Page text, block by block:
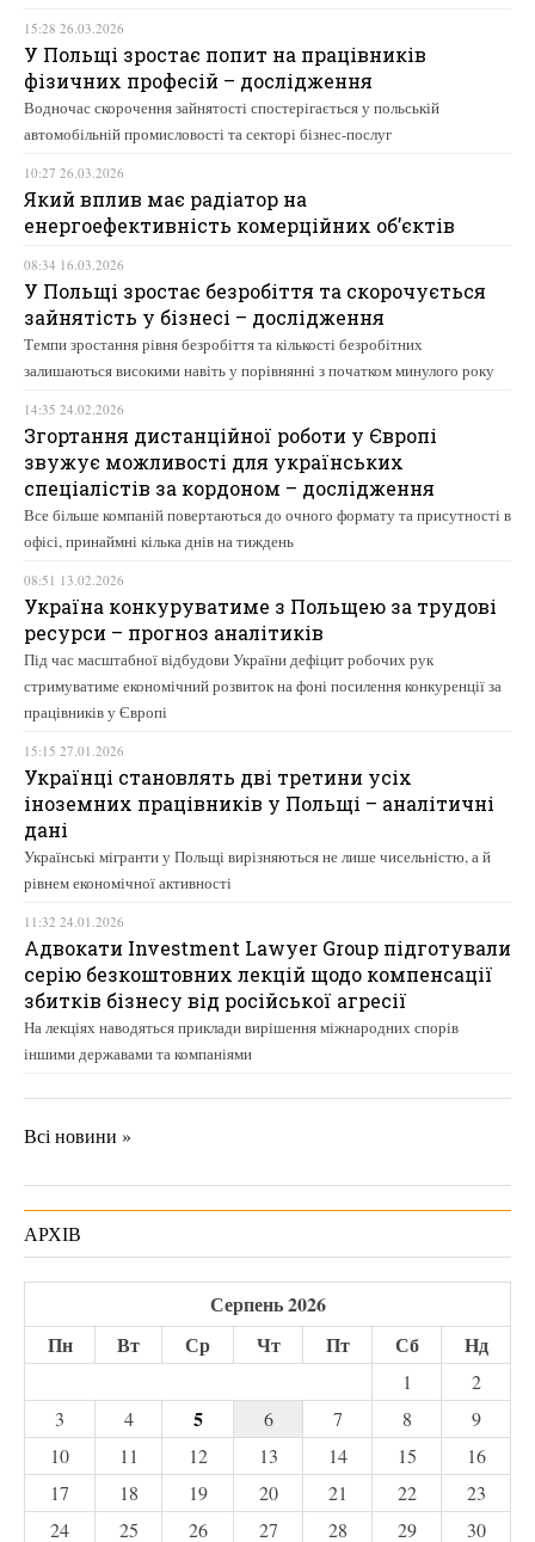
15:28 26.03.2026
У Польщі зростає попит на працівників
фізичних професій – дослідження
Водночас скорочення зайнятості спостерігається у польській
автомобільній промисловості та секторі бізнес-послуг
10:27 26.03.2026
Який вплив має радіатор на
енергоефективність комерційних об’єктів
08:34 16.03.2026
У Польщі зростає безробіття та скорочується
зайнятість у бізнесі – дослідження
Темпи зростання рівня безробіття та кількості безробітних
залишаються високими навіть у порівнянні з початком минулого року
14:35 24.02.2026
Згортання дистанційної роботи у Європі
звужує можливості для українських
спеціалістів за кордоном – дослідження
Все більше компаній повертаються до очного формату та присутності в
офісі, принаймні кілька днів на тиждень
08:51 13.02.2026
Україна конкуруватиме з Польщею за трудові
ресурси – прогноз аналітиків
Під час масштабної відбудови України дефіцит робочих рук
стримуватиме економічний розвиток на фоні посилення конкуренції за
працівників у Європі
15:15 27.01.2026
Українці становлять дві третини усіх
іноземних працівників у Польщі – аналітичні
дані
Українські мігранти у Польщі вирізняються не лише чисельністю, а й
рівнем економічної активності
11:32 24.01.2026
Адвокати Investment Lawyer Group підготували
серію безкоштовних лекцій щодо компенсації
збитків бізнесу від російської агресії
На лекціях наводяться приклади вирішення міжнародних спорів
іншими державами та компаніями
Всі новини »
АРХІВ
Серпень 2026
Пн
Вт Ср Чт Пт Сб Нд
1
2
3
4 5 6 7 8
9
10
11 12 13 14 15
16
17
18 19 20 21 22
23
24
25 26 27 28 29 30